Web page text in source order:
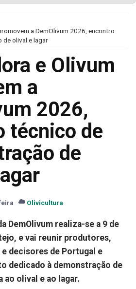
a DemOlivum 2026, encontro
de olival e lagar
e Olivum
a
2026,
técnico de
de
Olivicultura
DemOlivum realiza-se a 9 de
e vai reunir produtores,
decisores de Portugal e
dedicado à demonstração de
olival e ao lagar.